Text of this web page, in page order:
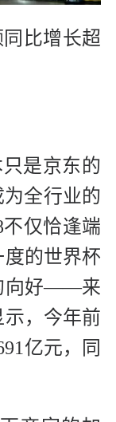
比增长超
只是京东的
全行业的
不仅恰逢端
的世界杯
向好——来
示，今年前
亿元，同